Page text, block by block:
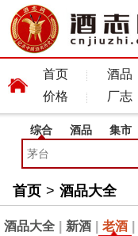
首页 酒品
价格
厂志
综合 酒品 集市
首页 > 酒品大全
酒品大全 新酒 老酒